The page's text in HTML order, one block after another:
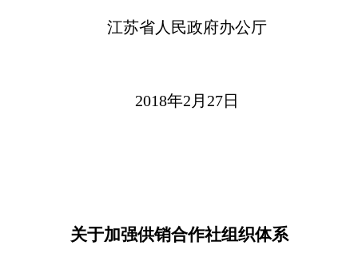
江苏省人民政府办公厅
2018年2月27日
关于加强供销合作社组织体系